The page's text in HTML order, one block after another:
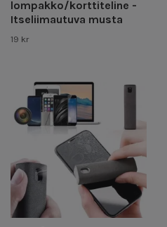
lompakko/korttiteline -
Itseliimautuva musta
19 kr